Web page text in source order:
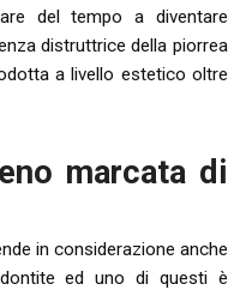
del tempo a diventare
distruttrice della piorrea
a livello estetico oltre
marcata di
in considerazione anche
ed uno di questi è